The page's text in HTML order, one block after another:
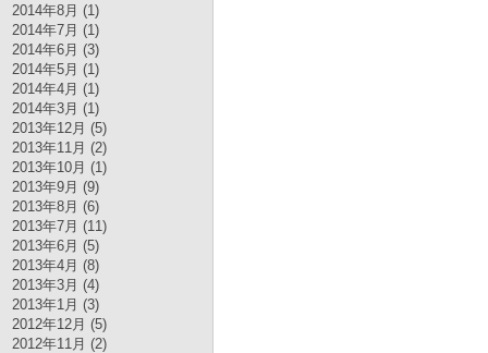
2014年8月 (1)
2014年7月 (1)
2014年6月 (3)
2014年5月 (1)
2014年4月 (1)
2014年3月 (1)
2013年12月 (5)
2013年11月 (2)
2013年10月 (1)
2013年9月 (9)
2013年8月 (6)
2013年7月 (11)
2013年6月 (5)
2013年4月 (8)
2013年3月 (4)
2013年1月 (3)
2012年12月 (5)
2012年11月 (2)